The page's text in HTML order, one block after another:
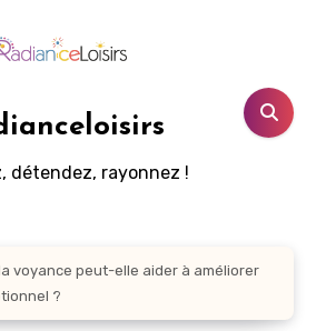
détendez, rayonnez !
voyance peut-elle aider à améliorer
?